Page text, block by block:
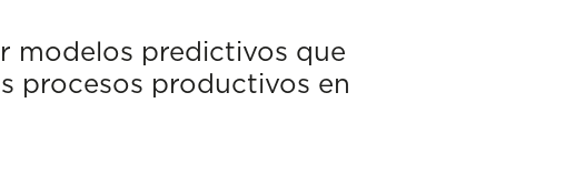
modelos predictivos que
procesos productivos en